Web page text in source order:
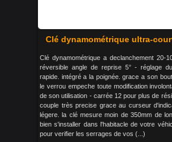
Clé dynamométrique ultra-
Clé dynamométrique a declanchement 20-
réversible angle de reprise 5° - réglage
rapide. intégré a la poignée. grace a son
le verrou empeche toute modification
de son utilisation - carrée 12 pour plus de
couple très precise grace au curseur
légere. la clé mesure moin de 350mm de
bien s'installer dans l'habitacle de votre
pour verifier les serrages de vos (...)